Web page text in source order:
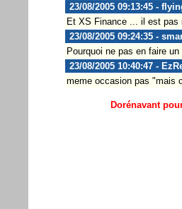
23/08/2005 09:13:45 -
Et XS Finance ... il est pas
23/08/2005 09:24:35 -
Pourquoi ne pas en faire
23/08/2005 10:40:47 -
meme occasion pas "mais
Dorénavant